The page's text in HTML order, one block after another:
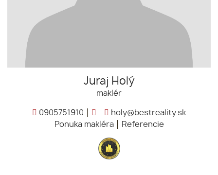
Juraj Holý
maklér
0905751910
holy@bestreality.sk
Ponuka makléra
Referencie